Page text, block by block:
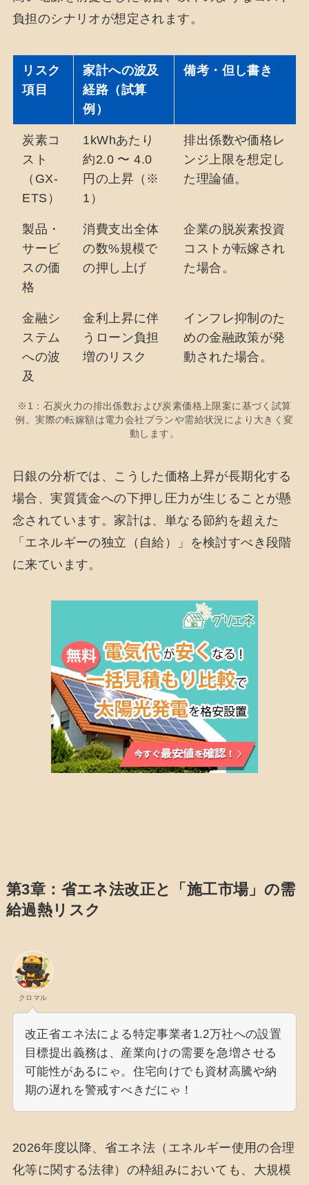
負担のシナリオが想定されます。
リスク
項目
家計への波及
経路（試算
例）
備考・但し書き
炭素コ
スト
（GX-
ETS）
1kWhあたり
約2.0 〜 4.0
円の上昇（※
1）
排出係数や価格レ
ンジ上限を想定し
た理論値。
製品・
サービ
スの価
格
消費支出全体
の数%規模で
の押し上げ
企業の脱炭素投資
コストが転嫁され
た場合。
金融シ
ステム
への波
及
金利上昇に伴
うローン負担
増のリスク
インフレ抑制のた
めの金融政策が発
動された場合。
※1：石炭火力の排出係数および炭素価格上限案に基づく試算
例。実際の転嫁額は電力会社プランや需給状況により大きく変
動します。
日銀の分析では、こうした価格上昇が長期化する
場合、実質賃金への下押し圧力が生じることが懸
念されています。家計は、単なる節約を超えた
「エネルギーの独立（自給）」を検討すべき段階
に来ています。
第3章：省エネ法改正と「施工市場」の需
給過熱リスク
クロマル
改正省エネ法による特定事業者1.2万社への設置
目標提出義務は、産業向けの需要を急増させる
可能性があるにゃ。住宅向けでも資材高騰や納
期の遅れを警戒すべきだにゃ！
2026年度以降、省エネ法（エネルギー使用の合理
化等に関する法律）の枠組みにおいても、大規模